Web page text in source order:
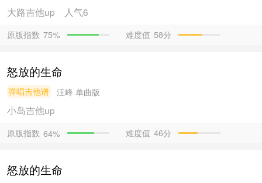
大路吉他up 人气6
原版指数 75% 难度值 58分
怒放的生命
弹唱吉他谱 汪峰 单曲版
小岛吉他up
原版指数 64% 难度值 46分
怒放的生命